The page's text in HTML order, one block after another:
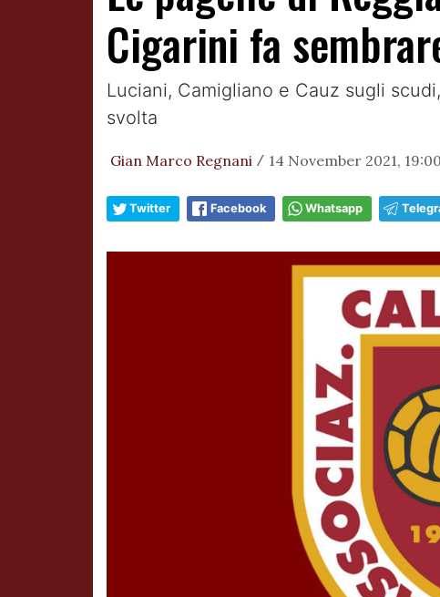
Cigarini fa
Luciani, Camigliano e Cauz sugli
svolta
Gian Marco Regnani / 14 November 2021, 19:00
Twitter Facebook Whatsapp